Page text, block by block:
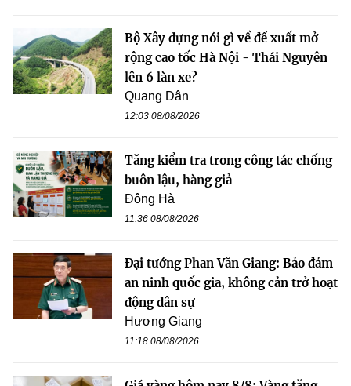
Bộ Xây dựng nói gì về đề xuất mở
rộng cao tốc Hà Nội - Thái Nguyên
lên 6 làn xe?
Quang Dân
12:03 08/08/2026
Tăng kiểm tra trong công tác chống
buôn lậu, hàng giả
Đông Hà
11:36 08/08/2026
Đại tướng Phan Văn Giang: Bảo đảm
an ninh quốc gia, không cản trở hoạt
động dân sự
Hương Giang
11:18 08/08/2026